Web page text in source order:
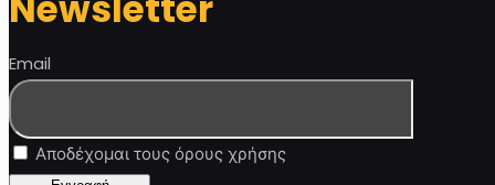
Email
Αποδέχομαι τους όρους χρήσης